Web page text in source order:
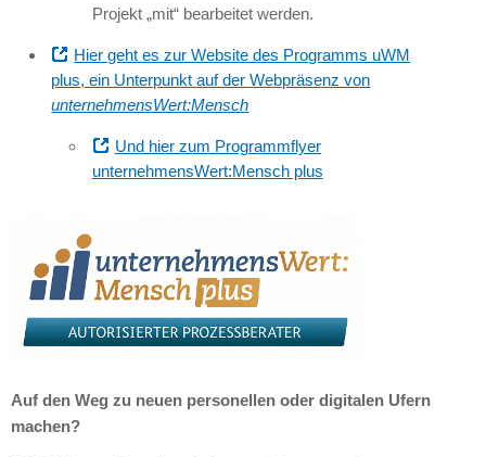
Projekt „mit“ bearbeitet werden.
Hier geht es zur Website des Programms uWM
plus, ein Unterpunkt auf der Webpräsenz von
unternehmensWert:Mensch
Und hier zum Programmflyer
unternehmensWert:Mensch plus
Auf den Weg zu neuen personellen oder digitalen Ufern
machen?